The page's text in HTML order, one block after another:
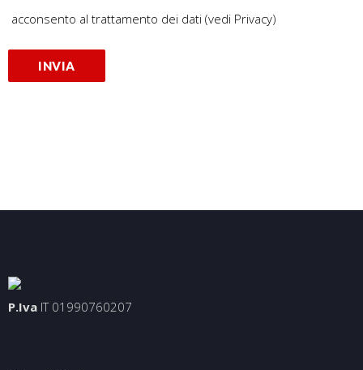
acconsento al trattamento dei dati (vedi Privacy)
P.Iva IT 01990760207